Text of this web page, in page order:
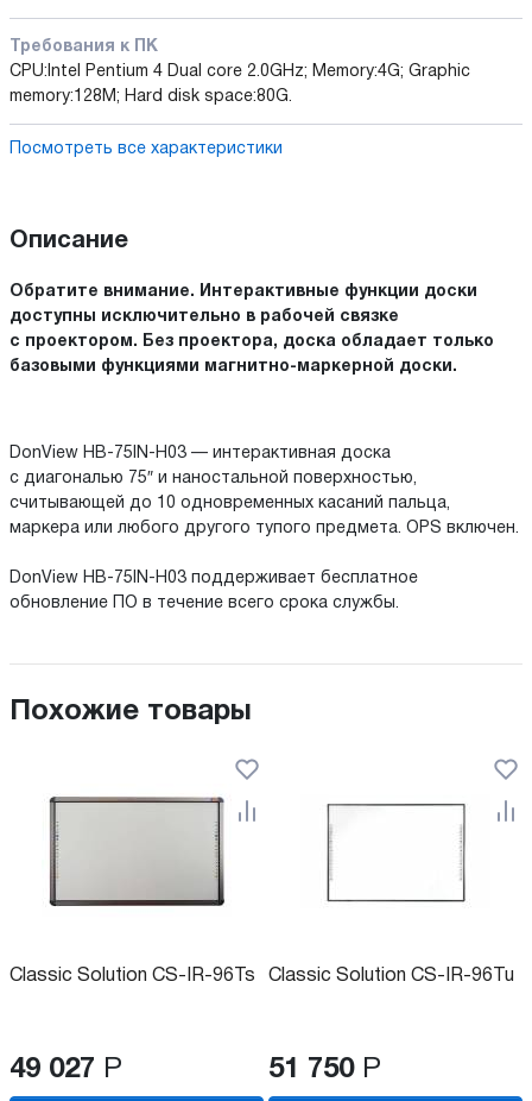
Требования к ПК
CPU:Intel Pentium 4 Dual core 2.0GHz; Memory:4G; Graphic
memory:128M; Hard disk space:80G.
Посмотреть все характеристики
Описание
Обратите внимание. Интерактивные функции доски
доступны исключительно в рабочей связке
с проектором. Без проектора, доска обладает только
базовыми функциями магнитно-маркерной доски.
DonView HB-75IN-H03 — интерактивная доска
с диагональю 75″ и наностальной поверхностью,
считывающей до 10 одновременных касаний пальца,
маркера или любого другого тупого предмета. OPS включен.
DonView HB-75IN-H03 поддерживает бесплатное
обновление ПО в течение всего срока службы.
Похожие товары
Classic Solution CS-IR-96Ts
49 027 Р
Classic Solution CS-IR-96Tu
51 750 Р